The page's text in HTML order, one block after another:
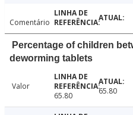
Comentário
Percentage of children
deworming tablets
Valor
65.80
65.80